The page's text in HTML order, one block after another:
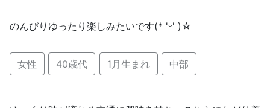
のんびりゆったり楽しみたいです(* 'ᵕ' )☆
女性 40歳代 1月生まれ 中部